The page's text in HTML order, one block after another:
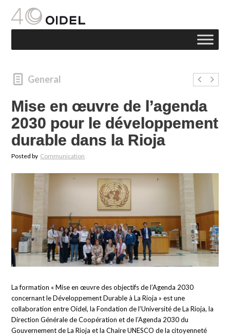
General
Mise en œuvre de l’agenda
2030 pour le développement
durable dans la Rioja
Posted by Communication
La formation « Mise en œuvre des objectifs de l’Agenda 2030
concernant le Développement Durable à La Rioja » est une
collaboration entre Oidel, la Fondation de l’Université de La Rioja, la
Direction Générale de Coopération et de l’Agenda 2030 du
Gouvernement de La Rioja et la Chaire UNESCO de la citoyenneté